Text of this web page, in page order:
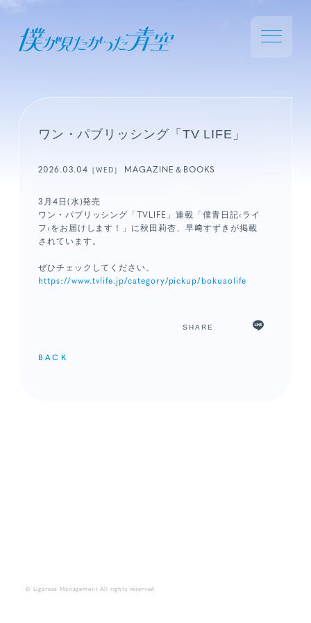
ワン・パブリッシング「TV LIFE」
2026.03.04 ［WED］ MAGAZINE＆BOOKS
3月4日 (水)発売
ワン・パブリッシング「TVLIFE」連載「僕青日記‹ライ
フ›をお届けします！」に秋田莉杏、早﨑すずきが掲載
されています。
ぜひチェックしてください。
https://www.tvlife.jp/category/pickup/bokuaolife
SHARE
BACK
© Ligareaz Management All rights reserved.